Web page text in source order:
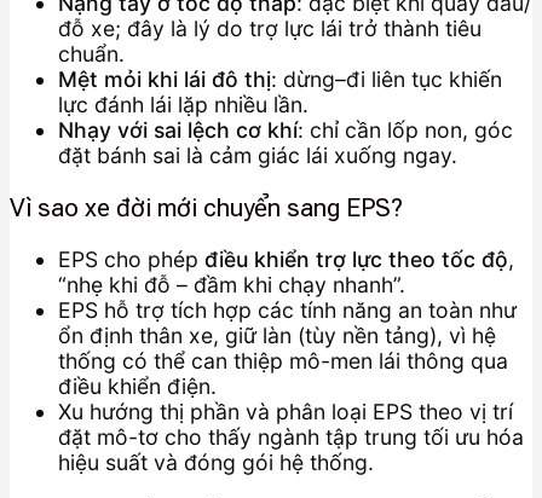
đỗ xe; đây là lý do trợ lực lái trở thành tiêu
chuẩn.
Mệt mỏi khi lái đô thị: dừng–đi liên tục khiến
lực đánh lái lặp nhiều lần.
Nhạy với sai lệch cơ khí: chỉ cần lốp non, góc
đặt bánh sai là cảm giác lái xuống ngay.
Vì sao xe đời mới chuyển sang EPS?
EPS cho phép điều khiển trợ lực theo tốc độ,
“nhẹ khi đỗ – đầm khi chạy nhanh”.
EPS hỗ trợ tích hợp các tính năng an toàn như
ổn định thân xe, giữ làn (tùy nền tảng), vì hệ
thống có thể can thiệp mô-men lái thông qua
điều khiển điện.
Xu hướng thị phần và phân loại EPS theo vị trí
đặt mô-tơ cho thấy ngành tập trung tối ưu hóa
hiệu suất và đóng gói hệ thống.